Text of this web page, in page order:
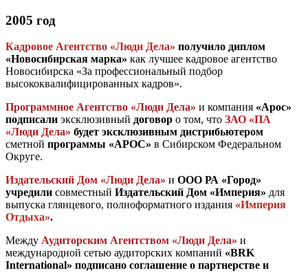
2005 год
Кадровое Агентство «Люди Дела» получило диплом
«Новосибирская марка» как лучшее кадровое агентство
Новосибирска «За профессиональный подбор
высококвалифицированных кадров».
Программное Агентство «Люди Дела» и компания «Арос»
подписали эксклюзивный договор о том, что ЗАО «ПА
«Люди Дела» будет эксклюзивным дистрибьютером
сметной программы «АРОС» в Сибирском Федеральном
Округе.
Издательский Дом «Люди Дела» и ООО РА «Город»
учредили совместный Издательский Дом «Империя» для
выпуска глянцевого, полноформатного издания «Империя
Отдыха».
Между Аудиторским Агентством «Люди Дела» и
международной сетью аудиторских компаний «BRK
International» подписано соглашение о партнерстве и